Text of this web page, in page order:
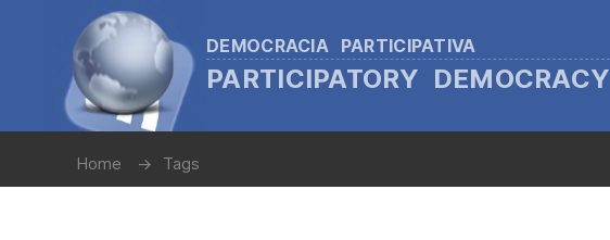
DEMOCRACIA PARTICIPATIVA
PARTICIPATORY DEMOCRACY
Home Tags